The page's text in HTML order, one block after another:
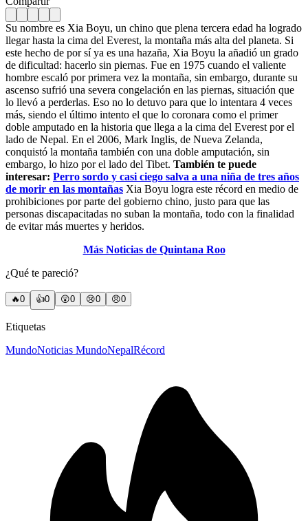
Su nombre es Xia Boyu, un chino que plena tercera edad ha logrado
llegar hasta la cima del Everest, la montaña más alta del planeta. Si
este hecho de por sí ya es una hazaña, Xia Boyu la añadió un grado
de dificultad: hacerlo sin piernas. Fue en 1975 cuando el valiente
hombre escaló por primera vez la montaña, sin embargo, durante su
ascenso sufrió una severa congelación en las piernas, situación que
lo llevó a perderlas. Eso no lo detuvo para que lo intentara 4 veces
más, siendo el último intento el que lo coronara como el primer
doble amputado en la historia que llega a la cima del Everest por el
lado de Nepal. En el 2006, Mark Inglis, de Nueva Zelanda,
conquistó la montaña también con una doble amputación, sin
embargo, lo hizo por el lado del Tibet. También te puede
interesar: Perro sordo y casi ciego salva a una niña de tres años
de morir en las montañas Xia Boyu logra este récord en medio de
prohibiciones por parte del gobierno chino, justo para que las
personas discapacitadas no suban la montaña, todo con la finalidad
de evitar más muertes y heridos.
Más Noticias de Quintana Roo
¿Qué te pareció?
🔥0 👍0 😲0 😢0 😠0
Etiquetas
MundoNoticias MundoNepalRécord